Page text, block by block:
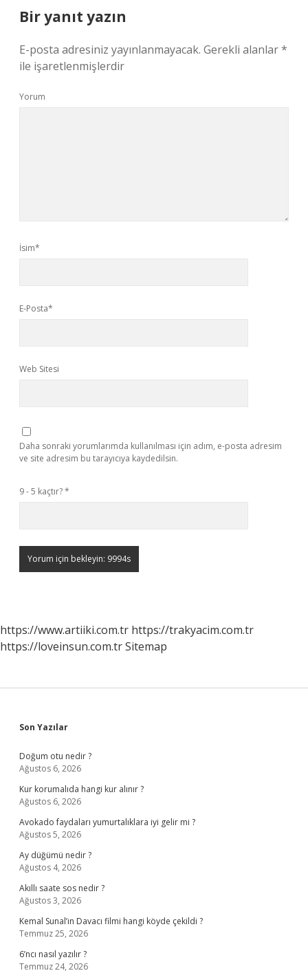
Bir yanıt yazın
E-posta adresiniz yayınlanmayacak. Gerekli alanlar*
ile işaretlenmişlerdir
Yorum
İsim*
E-Posta*
Web Sitesi
Daha sonraki yorumlarımda kullanılması için adım, e-posta adresim
ve site adresim bu tarayıcıya kaydedilsin.
9 - 5 kaçtır?*
https://www.artiiki.com.tr https://trakyacim.com.tr
https://loveinsun.com.trSitemap
Sidebar
Son Yazılar
Doğum otu nedir ?
Ağustos 6, 2026
Kur korumalıda hangi kur alınır ?
Ağustos 6, 2026
Avokado faydaları yumurtalıklara iyi gelir mi ?
Ağustos 5, 2026
Ay düğümü nedir ?
Ağustos 4, 2026
Akıllı saate sos nedir ?
Ağustos 3, 2026
Kemal Sunal’ın Davacı filmi hangi köyde çekildi ?
Temmuz 25, 2026
6’ncı nasıl yazılır ?
Temmuz 24, 2026